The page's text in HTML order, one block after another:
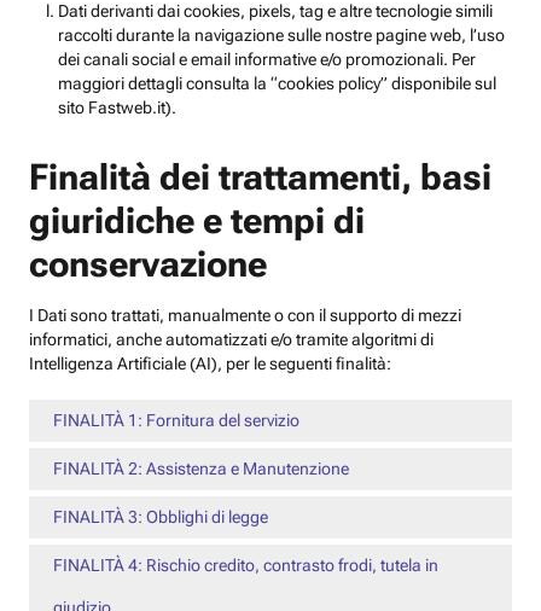
Dati derivanti dai cookies, pixels, tag e altre tecnologie simili
raccolti durante la navigazione sulle nostre pagine web, l’uso
dei canali social e email informative e/o promozionali. Per
maggiori dettagli consulta la “cookies policy” disponibile sul
sito Fastweb.it).
Finalità dei trattamenti, basi
giuridiche e tempi di
conservazione
I Dati sono trattati, manualmente o con il supporto di mezzi
informatici, anche automatizzati e/o tramite algoritmi di
Intelligenza Artificiale (AI), per le seguenti finalità:
FINALITÀ 1: Fornitura del servizio
FINALITÀ 2: Assistenza e Manutenzione
FINALITÀ 3: Obblighi di legge
FINALITÀ 4: Rischio credito, contrasto frodi, tutela in